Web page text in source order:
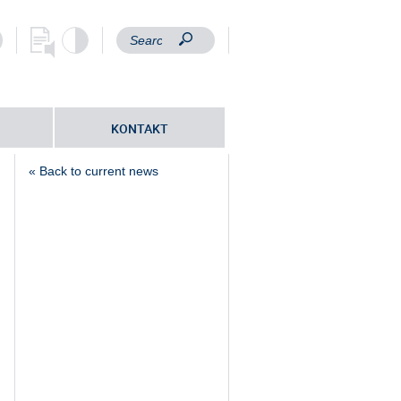
KONTAKT
« Back to current news